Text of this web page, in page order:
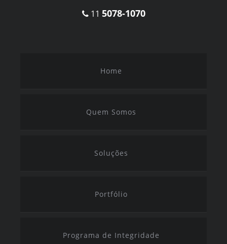
11 5078-1070
Home
Quem Somos
Soluções
Portfólio
Programa de Integridade